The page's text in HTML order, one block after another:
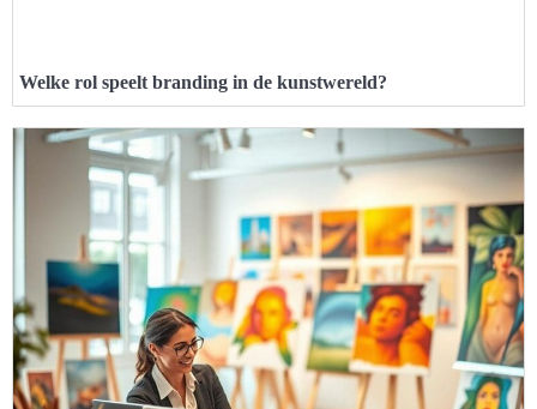
Welke rol speelt branding in de kunstwereld?